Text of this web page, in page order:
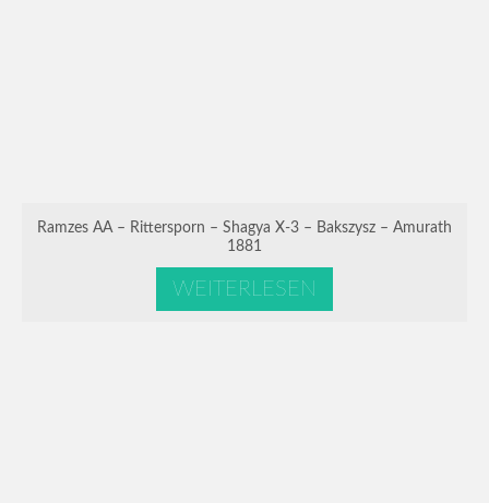
Ramzes AA – Rittersporn – Shagya X-3 – Bakszysz – Amurath
1881
WEITERLESEN